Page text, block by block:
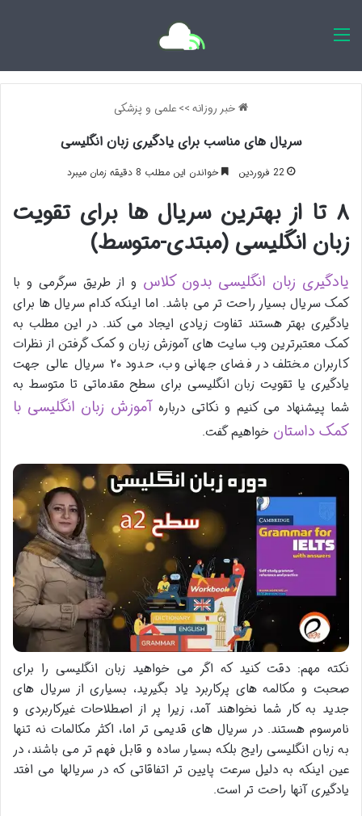
خبر روزانه>>علمی و پزشکی
سریال های مناسب برای یادگیری زبان انگلیسی
22 فروردین خواندن این مطلب 8 دقیقه زمان میبرد
۸ تا از بهترین سریال ها برای تقویت
زبان انگلیسی (مبتدی-متوسط)
یادگیری زبان انگلیسی بدون کلاس و از طریق سرگرمی و با
کمک سریال بسیار راحت تر می باشد. اما اینکه کدام سریال ها برای
یادگیری بهتر هستند تفاوت زیادی ایجاد می کند. در این مطلب به
کمک معتبرترین وب سایت های آموزش زبان و کمک گرفتن از نظرات
کاربران مختلف در فضای جهانی وب، حدود ۲۰ سریال عالی جهت
یادگیری یا تقویت زبان انگلیسی برای سطح مقدماتی تا متوسط به
شما پیشنهاد می کنیم و نکاتی درباره آموزش زبان انگلیسی با
کمک داستان خواهیم گفت.
نکته مهم: دقت کنید که اگر می خواهید زبان انگلیسی را برای
صحبت و مکالمه های پرکاربرد یاد بگیرید، بسیاری از سریال های
جدید به کار شما نخواهند آمد، زیرا پر از اصطلاحات غیرکاربردی و
نامرسوم هستند. در سریال های قدیمی تر اما، اکثر مکالمات نه تنها
به زبان انگلیسی رایج بلکه بسیار ساده و قابل فهم تر می باشند، در
عین اینکه به دلیل سرعت پایین تر اتفاقاتی که در سریالها می افتد
یادگیری آنها راحت تر است.